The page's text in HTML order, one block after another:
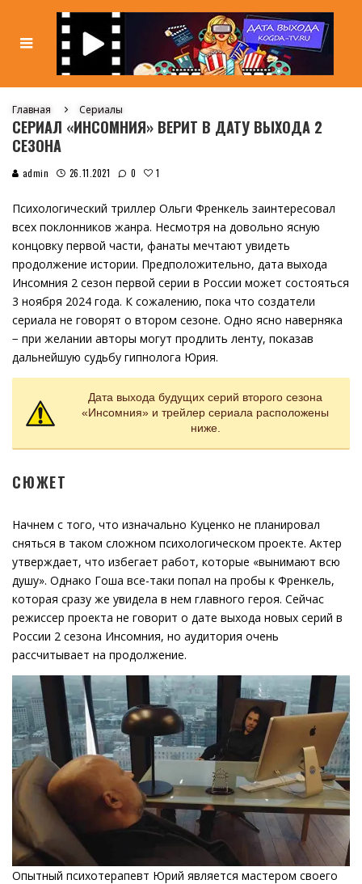
Главная Сериалы
СЕРИАЛ «ИНСОМНИЯ» ВЕРИТ В ДАТУ ВЫХОДА 2
СЕЗОНА
admin 26.11.2021 0 1
Психологический триллер Ольги Френкель заинтересовал
всех поклонников жанра. Несмотря на довольно ясную
концовку первой части, фанаты мечтают увидеть
продолжение истории. Предположительно, дата выхода
Инсомния 2 сезон первой серии в России может состояться
3 ноября 2024 года. К сожалению, пока что создатели
сериала не говорят о втором сезоне. Одно ясно наверняка
− при желании авторы могут продлить ленту, показав
дальнейшую судьбу гипнолога Юрия.
Дата выхода будущих серий второго сезона
«Инсомния» и трейлер сериала расположены
ниже.
СЮЖЕТ
Начнем с того, что изначально Куценко не планировал
сняться в таком сложном психологическом проекте. Актер
утверждает, что избегает работ, которые «вынимают всю
душу». Однако Гоша все-таки попал на пробы к Френкель,
которая сразу же увидела в нем главного героя. Сейчас
режиссер проекта не говорит о дате выхода новых серий в
России 2 сезона Инсомния, но аудитория очень
рассчитывает на продолжение.
Опытный психотерапевт Юрий является мастером своего